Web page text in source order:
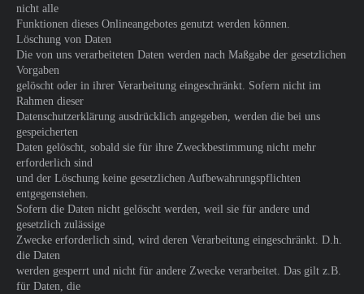
nicht alle
Funktionen dieses Onlineangebotes genutzt werden können.
Löschung von Daten
Die von uns verarbeiteten Daten werden nach Maßgabe der gesetzlichen
Vorgaben
gelöscht oder in ihrer Verarbeitung eingeschränkt. Sofern nicht im
Rahmen dieser
Datenschutzerklärung ausdrücklich angegeben, werden die bei uns
gespeicherten
Daten gelöscht, sobald sie für ihre Zweckbestimmung nicht mehr
erforderlich sind
und der Löschung keine gesetzlichen Aufbewahrungspflichten
entgegenstehen.
Sofern die Daten nicht gelöscht werden, weil sie für andere und
gesetzlich zulässige
Zwecke erforderlich sind, wird deren Verarbeitung eingeschränkt. D.h.
die Daten
werden gesperrt und nicht für andere Zwecke verarbeitet. Das gilt z.B.
für Daten, die